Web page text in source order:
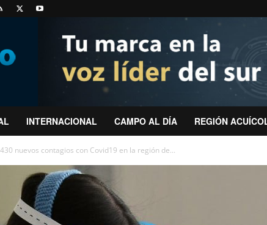
INTERNACIONAL CAMPO AL DÍA REGIÓN
nuevos contagios con Covid19 en la región de...